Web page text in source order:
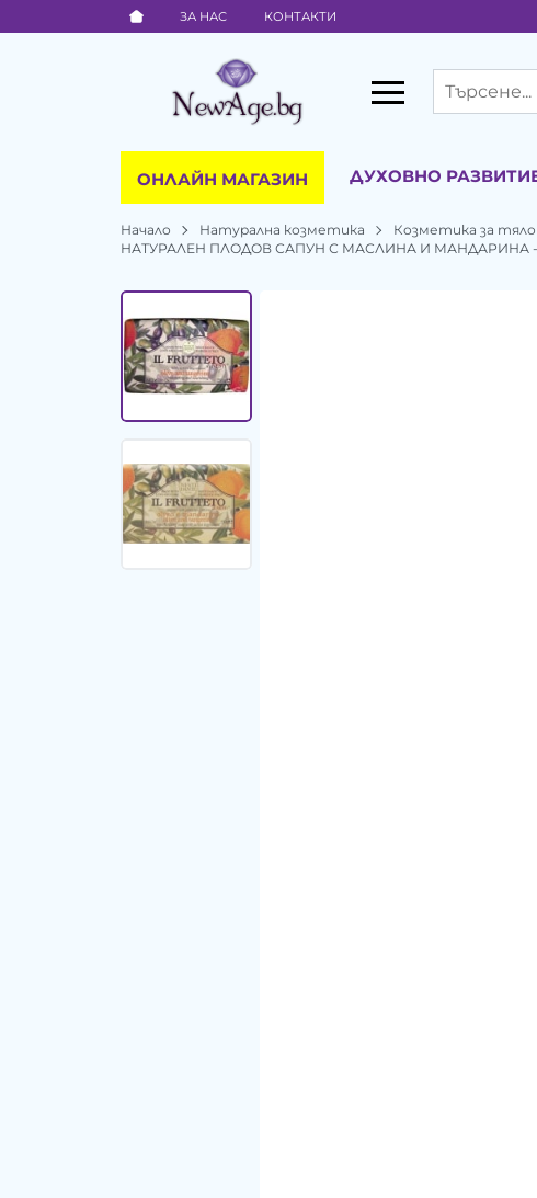
ЗА НАС КОНТАКТИ
ОНЛАЙН МАГАЗИН ДУХОВНО
Начало Натурална козметика Козметика за тяло
НАТУРАЛЕН ПЛОДОВ САПУН С МАСЛИНА И МАНДАРИНА -